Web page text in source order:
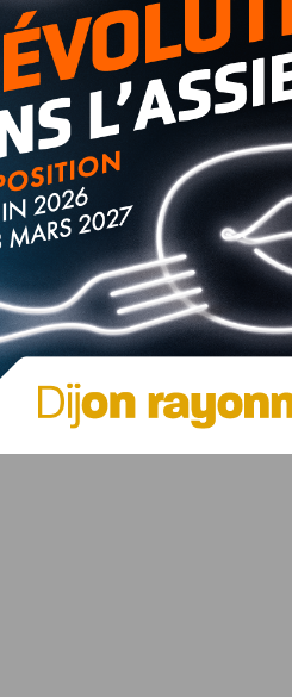
en plus des gestes et
de la route (véhicules, vélos,
de l’hiver. Pour rappel, en
de la sécurité routière.